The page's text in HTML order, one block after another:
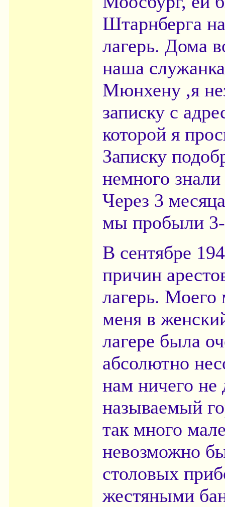
Штарнберга
лагерь. Дома
наша
Мюнхену ,я
записку с
которой я
Записку
немного
Через 3
мы пробыли
В сентябре
причин
лагерь.
меня в
лагере была
абсолютно
нам ничего
называемый
так много
невозможно
столовых
жестяными